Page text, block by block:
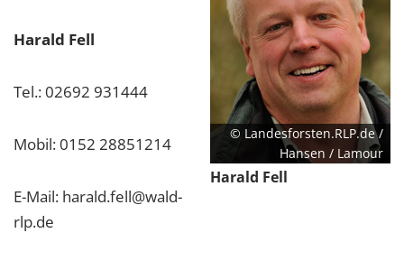
© Landesforsten.RLP.de /
Hansen / Lamour
Harald Fell
Harald Fell
Tel.: 02692 931444
Mobil: 0152 28851214
E-Mail: harald.fell@wald-
rlp.de